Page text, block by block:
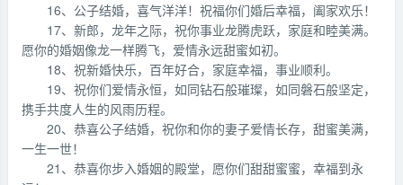
16、公子结婚，喜气洋洋！祝福你们婚后幸福，阖家欢乐！
17、新郎，龙年之际，祝你事业龙腾虎跃，家庭和睦美满。
愿你的婚姻像龙一样腾飞，爱情永远甜蜜如初。
18、祝新婚快乐，百年好合，家庭幸福，事业顺利。
19、祝你们爱情永恒，如同钻石般璀璨，如同磐石般坚定，
携手共度人生的风雨历程。
20、恭喜公子结婚，祝你和你的妻子爱情长存，甜蜜美满，
一生一世！
21、恭喜你步入婚姻的殿堂，愿你们甜甜蜜蜜，幸福到永